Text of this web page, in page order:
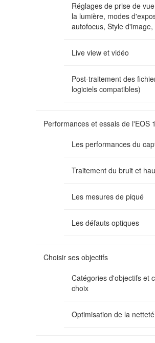
Réglages de prise de
la lumière, modes
autofocus, Style d'image,
Live view et vidéo
Post-traitement des
logiciels compatibles)
Performances et essais de l'EOS
Les performances du
Traitement du bruit et
Les mesures de piqué
Les défauts optiques
Choisir ses objectifs
Catégories d'objectifs et
choix
Optimisation de la netteté